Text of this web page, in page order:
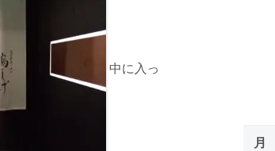
中に入っ
月